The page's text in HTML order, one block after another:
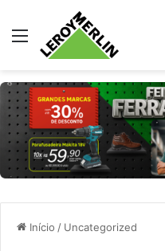
Menu
Início / Uncategorized